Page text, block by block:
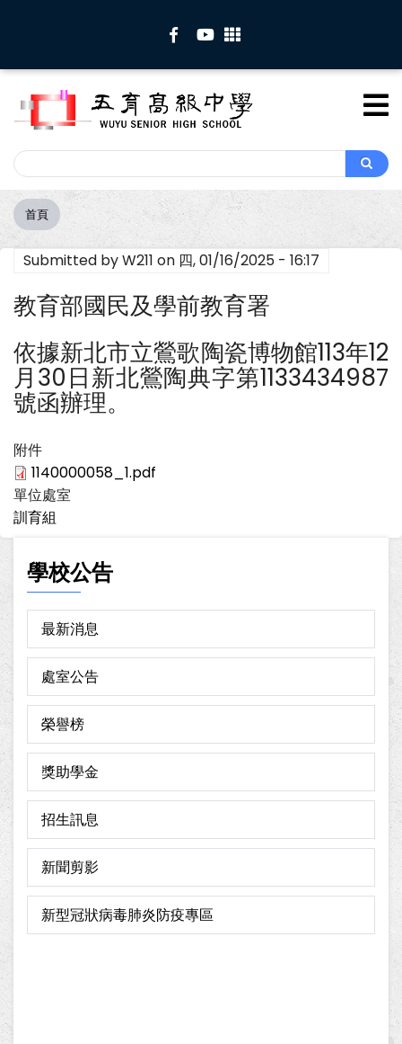
內
Search
Search
導
航
連
首頁
Submitted byW211 on 四, 01/16/2025 - 16:17
教育部國民及學前教育署
依據新北市立鶯歌陶瓷博物館113年12
月30日新北鶯陶典字第1133434987
號函辦理。
附件
1140000058_1.pdf
單位處室
訓育組
學校公告
最新消息
處室公告
榮譽榜
獎助學金
招生訊息
新聞剪影
新型冠狀病毒肺炎防疫專區